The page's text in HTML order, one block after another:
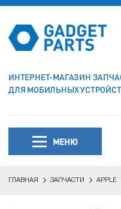
ИНТЕРНЕТ-МАГАЗИН
ДЛЯ МОБИЛЬНЫХ
МЕНЮ
ГЛАВНАЯ ЗАПЧАСТИ APPLE